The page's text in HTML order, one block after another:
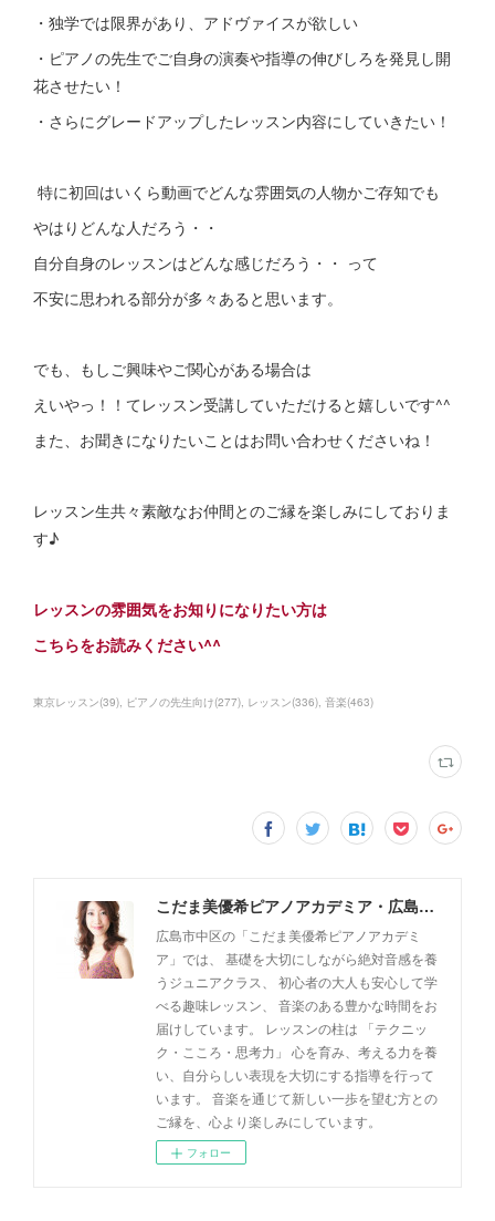
・独学では限界があり、アドヴァイスが欲しい
・ピアノの先生でご自身の演奏や指導の伸びしろを発見し開
花させたい！
・さらにグレードアップしたレッスン内容にしていきたい！
特に初回はいくら動画でどんな雰囲気の人物かご存知でも
やはりどんな人だろう・・
自分自身のレッスンはどんな感じだろう・・ って
不安に思われる部分が多々あると思います。
でも、もしご興味やご関心がある場合は
えいやっ！！てレッスン受講していただけると嬉しいです^^
また、お聞きになりたいことはお問い合わせくださいね！
レッスン生共々素敵なお仲間とのご縁を楽しみにしておりま
す♪
レッスンの雰囲気をお知りになりたい方は
こちらをお読みください^^
東京レッスン(39) ピアノの先生向け(277) レッスン(336) 音楽(463)
こだま美優希ピアノアカデミア・広島市中区
広島市中区の「こだま美優希ピアノアカデミ
ア」では、 基礎を大切にしながら絶対音感を養
うジュニアクラス、 初心者の大人も安心して学
べる趣味レッスン、 音楽のある豊かな時間をお
届けしています。 レッスンの柱は 「テクニッ
ク・こころ・思考力」 心を育み、考える力を養
い、自分らしい表現を大切にする指導を行って
います。 音楽を通じて新しい一歩を望む方との
ご縁を、心より楽しみにしています。
フォロー